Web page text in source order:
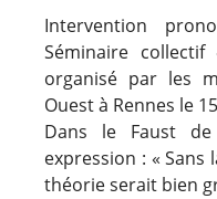
Intervention
Séminaire
organisé par les
Ouest à Rennes le
Dans le Faust
expression : « Sans
théorie serait bien